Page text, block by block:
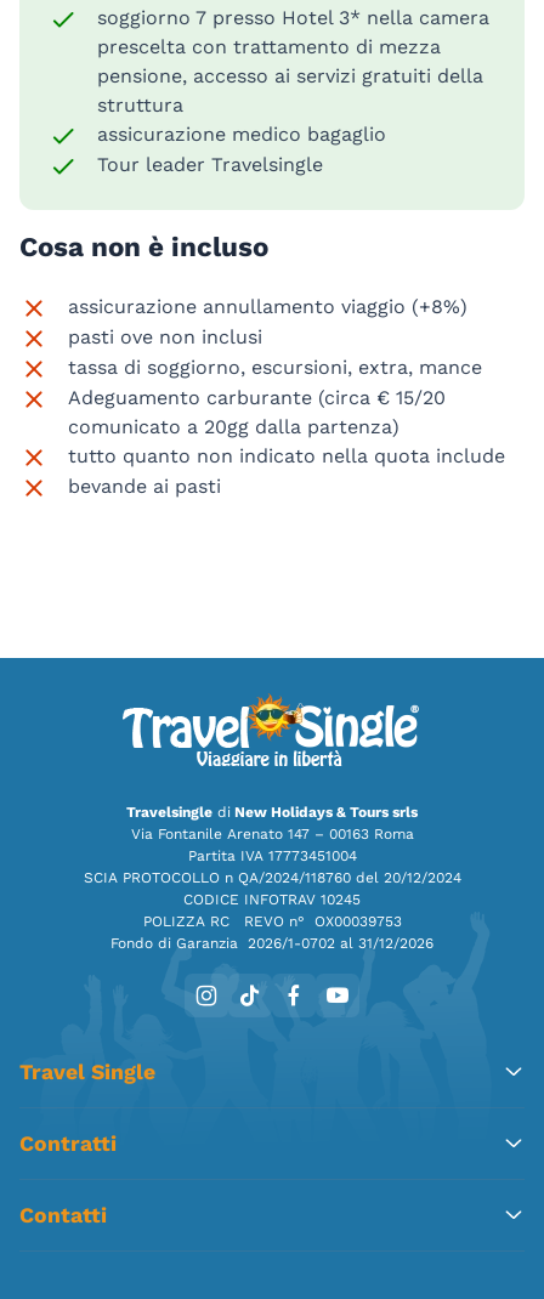
soggiorno 7 presso Hotel 3* nella camera
prescelta con trattamento di mezza
pensione, accesso ai servizi gratuiti della
struttura
assicurazione medico bagaglio
Tour leader Travelsingle
Cosa non è incluso
assicurazione annullamento viaggio (+8%)
pasti ove non inclusi
tassa di soggiorno, escursioni, extra, mance
Adeguamento carburante (circa € 15/20
comunicato a 20gg dalla partenza)
tutto quanto non indicato nella quota include
bevande ai pasti
Travelsingle di New Holidays & Tours srls
Via Fontanile Arenato 147 – 00163 Roma
Partita IVA 17773451004
SCIA PROTOCOLLO n QA/2024/118760 del 20/12/2024
CODICE INFOTRAV 10245
POLIZZA RC REVO n° OX00039753
Fondo di Garanzia 2026/1-0702 al 31/12/2026
Travel Single
Contratti
Contatti